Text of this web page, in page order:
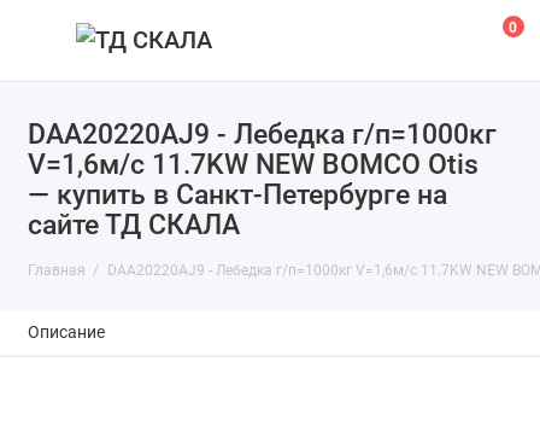
0
DAA20220AJ9 - Лебедка г/п=1000кг
V=1,6м/с 11.7KW NEW BOMCO Otis
— купить в Санкт-Петербурге на
сайте ТД СКАЛА
Главная DAA20220AJ9 - Лебедка г/п=1000кг V=1,6м/с 11.7KW NEW
Описание